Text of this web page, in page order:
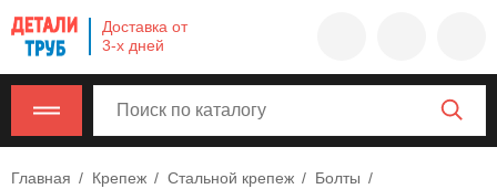
Доставка от
3-х дней
Главная Крепеж Стальной крепеж
Болты
Company
name
620000,
Москва,